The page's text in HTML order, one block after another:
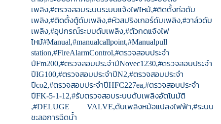
เพลิง,#ตรวจสอบระบบระบบแจ้งไฟไหม้,#ติดตั้งท่อดับ
เพลิง,#ติดตั้งตู้ดับเพลิง,#หัวสปริงเกอร์ดับเพลิง,#วาล์วดับ
เพลิง,#อุปกรณ์ระบบดับเพลิง,#ตัวกดแจ้งไฟ
ไหม้#Manual,#manualcallpoint,#Manualpull
station,#FireAlarmControl,#ตรวจสอบประจำ
ปีFm200,#ตรวจสอบประจำปีNovec1230,#ตรวจสอบประจำ
ปีIG100,#ตรวจสอบประจำปีN2,#ตรวจสอบประจำ
ปีco2,#ตรวจสอบประจำปีHFC227ea,#ตรวจสอบประจำ
ปีFK-5-1-12,#รับตรวจสอบระบบดับเพลิงอัตโนมัติ
,#DELUGE VALVE,ดับเพลิงหม้อแปลงไฟฟ้า,#ระบบ
ชะลอการฉีดน้ำ